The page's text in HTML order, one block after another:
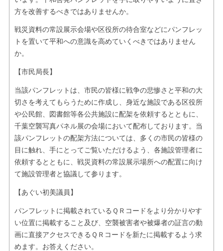
方を改善するべきではありませんか。
戦災資料の常設展示会場や区役所の待合室などにパンフレッ
トを置いて平和への意識を高めていくべきではありません
か。
【市民局長】
当該パンフレットは、市民の皆様に戦争の悲惨さと平和の大
切さを考えてもらうために作成し、身近な施設である区役所
や公民館、図書館等各公共施設に配架を依頼するとともに、
千葉空襲写真パネル展の会場において配布しております。当
該パンフレットの配架方法については、多くの市民の皆様の
目に触れ、手にとってご覧いただけるよう、各施設管理者に
依頼するとともに、戦災資料の常設展示場所への配置に向け
て施設管理者と協議して参ります。
【あぐい初美議員】
パンフレットに掲載されているＱＲコードをより分かりやす
い位置に掲載すること及び、空襲被害者や被爆者の証言の動
画に直接アクセスできるＱＲコードを新たに掲載するよう求
めます。お答えください。